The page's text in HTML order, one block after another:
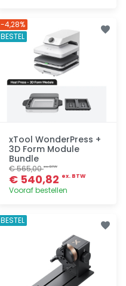
xTool WonderPress +
3D Form Module
Bundle
€ 565,00ex. BTW
€ 540,82 ex. BTW
Vooraf bestellen
-4,28%
BESTEL
BESTEL